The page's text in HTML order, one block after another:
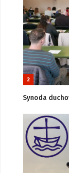
2
Synoda